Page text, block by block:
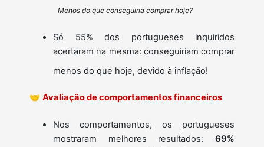
Menos do que conseguiria comprar hoje?
Só 55% dos portugueses inquiridos
acertaram na mesma: conseguiriam comprar
menos do que hoje, devido à inflação!
🤝 Avaliação de comportamentos financeiros
Nos comportamentos, os portugueses
mostraram melhores resultados: 69%